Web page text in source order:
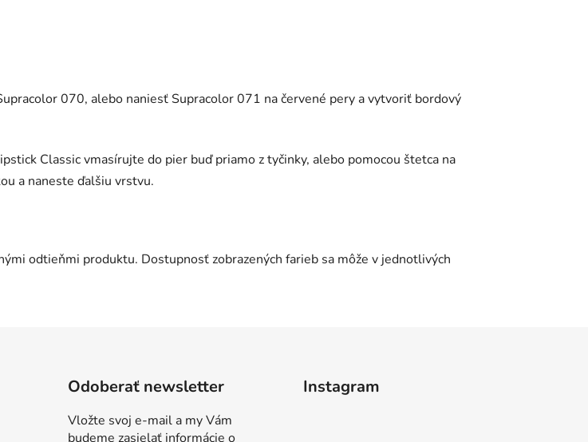
070, alebo naniesť Supracolor 071 na červené pery a vytvoriť bordový
Classic vmasírujte do pier buď priamo z tyčinky, alebo pomocou štetca na
a naneste ďalšiu vrstvu.
odtieňmi produktu. Dostupnosť zobrazených farieb sa môže v jednotlivých
Odoberať newsletter
Vložte svoj e-mail a my Vám
budeme zasielať informácie o
Instagram